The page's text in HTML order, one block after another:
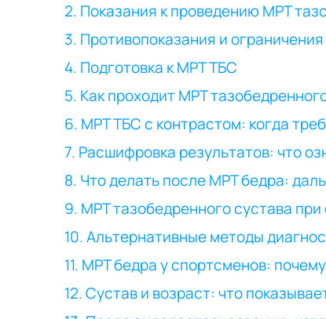
2. Показания к проведению МРТ
3. Противопоказания и ограничения
4. Подготовка к МРТ ТБС
5. Как проходит МРТ
6. МРТ ТБС с контрастом: когда
7. Расшифровка результатов: что
8. Что делать после МРТ бедра:
9. МРТ тазобедренного сустава
10. Альтернативные методы
11. МРТ бедра у спортсменов:
12. Сустав и возраст: что